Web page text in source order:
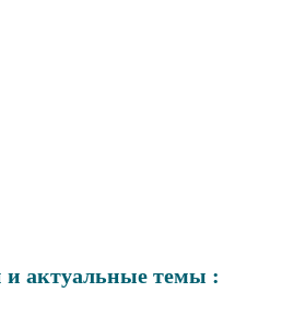
и актуальные темы :